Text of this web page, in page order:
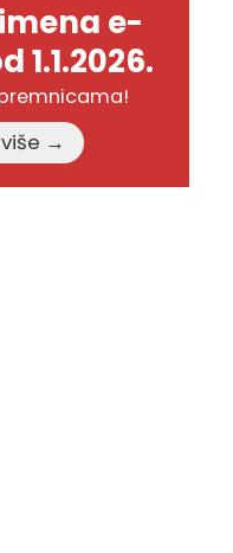
e-
1.1.2026.
Pročitajte više →